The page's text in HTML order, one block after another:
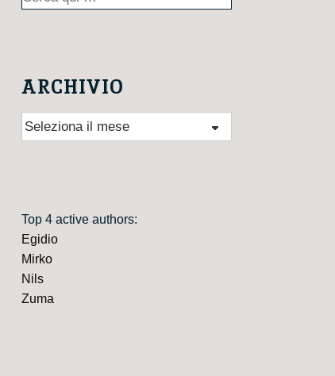
ARCHIVIO
Archivio
Top 4 active authors:
Egidio
Mirko
Nils
Zuma